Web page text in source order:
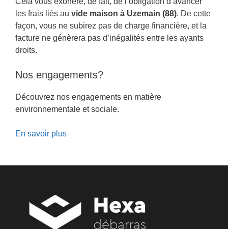
les frais liés au vide maison à Uzemain (88). De cette
façon, vous ne subirez pas de charge financière, et la
facture ne génèrera pas d’inégalités entre les ayants
droits.
Nos engagements?
Découvrez nos engagements en matière
environnementale et sociale.
En savoir plus